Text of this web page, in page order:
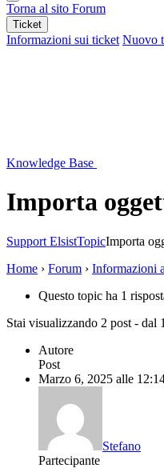
Torna al sito Forum
Ticket
Informazioni sui ticket Nuovo
Knowledge Base
Importa
Support ElsistTopicImporta
Home › Forum › Informazioni
Questo topic ha 1
Stai visualizzando 2 post - dal
Autore
Post
Marzo 6, 2025 alle
Stefano
Partecipante